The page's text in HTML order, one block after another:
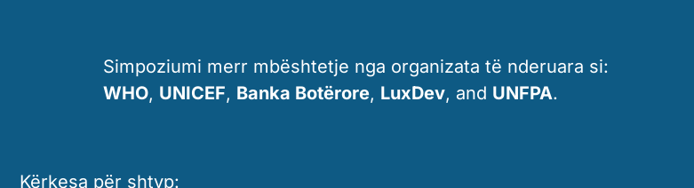
Simpoziumi merr mbështetje nga organizata të nderuara si:
WHO, UNICEF, Banka Botërore, LuxDev, and UNFPA.
Kërkesa për shtyp: